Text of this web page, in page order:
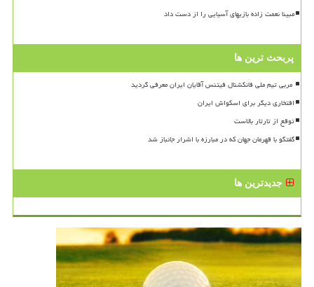
مبینا نعمت زاده بازیهای آسیایی را از دست داد
پربحث ترین ها
افتخاری دیگر برای اسکواش ایران
توقع از تارتار بالاست
گفتگو با قهرمان جهان که در مبارزه با اشرار جانباز شد
جدیدترین ها